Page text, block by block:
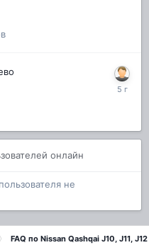
онлайн
не
FAQ по Nissan Qashqai J10, J11, J12